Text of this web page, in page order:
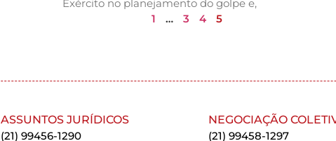
Exército no planejamento do golpe e,
1 … 3 4 5
ASSUNTOS JURÍDICOS
(21) 99456-1290
NEGOCIAÇÃO
(21) 99458-1297